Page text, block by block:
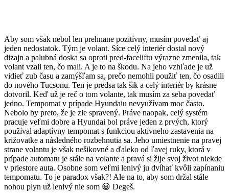
Aby som však nebol len prehnane pozitívny, musím povedať aj
jeden nedostatok. Tým je volant. Síce celý interiér dostal nový
dizajn a palubná doska sa oproti pred-faceliftu výrazne zmenila, tak
volant vzali ten, čo mali. A je to na škodu. Na jeho vzhľade je už
vidieť zub času a zamýšľam sa, prečo nemohli použiť ten, čo osadili
do nového Tucsonu. Ten je predsa tak šik a celý interiér by krásne
dotvoril. Keď už je reč o tom volante, tak musím za seba povedať
jedno. Tempomat v prípade Hyundaiu nevyužívam moc často.
Nebolo by preto, že je zle spravený. Práve naopak, celý systém
pracuje veľmi dobre a Hyundai bol práve jeden z prvých, ktorý
používal adaptívny tempomat s funkciou aktívneho zastavenia na
križovatke a následného rozbehnutia sa. Jeho umiestnenie na pravej
strane volantu je však nešikovné a ďaleko od ľavej ruky, ktorá v
prípade automatu je stále na volante a pravá si žije svoj život niekde
v priestore auta. Osobne som veľmi lenivý ju dvíhať kvôli zapínaniu
tempomatu. To je paradox však?! Ale na to, aby som držal stále
nohou plyn už lenivý nie som 😀 Degeš.